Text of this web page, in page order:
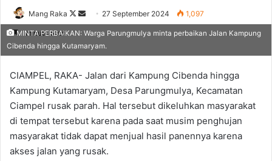
Mang Raka
Follow
Send 27 September 2024 1,097
1 minute read
MINTA PERBAIKAN: Warga Parungmulya minta perbaikan Jalan Kampung
Cibenda hingga Kutamaryam.
CIAMPEL, RAKA- Jalan dari Kampung Cibenda hingga
Kampung Kutamaryam, Desa Parungmulya, Kecamatan
Ciampel rusak parah. Hal tersebut dikeluhkan masyarakat
di tempat tersebut karena pada saat musim penghujan
masyarakat tidak dapat menjual hasil panennya karena
akses jalan yang rusak.